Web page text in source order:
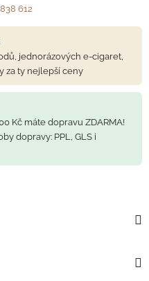
612
jednorázových e-cigaret,
za ty nejlepší ceny
Kč máte dopravu ZDARMA!
dopravy: PPL, GLS i